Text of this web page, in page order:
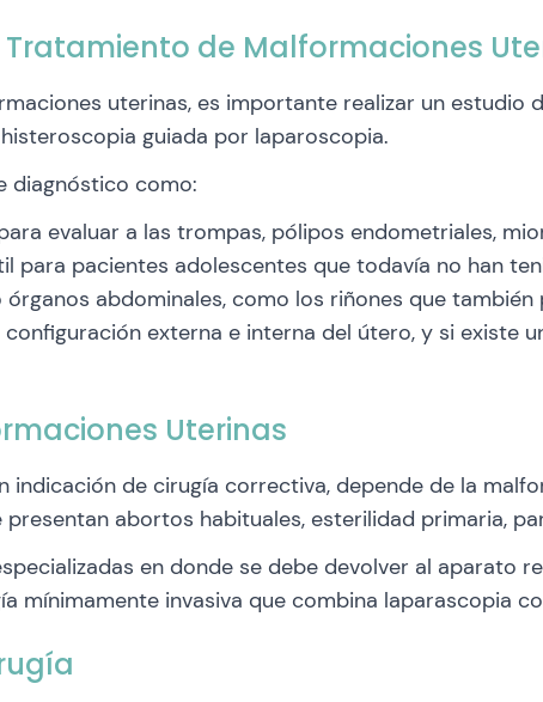
de Malformaciones
uterinas, es importante realizar un
guiada por laparoscopia.
diagnóstico como:
evaluar a las trompas, pólipos endometriales,
para pacientes adolescentes que todavía no han
órganos abdominales, como los riñones que
externa e interna del útero, y si existe
Uterinas
indicación de cirugía correctiva, depende de la
abortos habituales, esterilidad primaria,
en donde se debe devolver al aparato
mínimamente invasiva que combina laparascopia